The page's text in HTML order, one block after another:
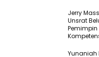
Jerry
Unsrat
Pemimpin
Yunaniah